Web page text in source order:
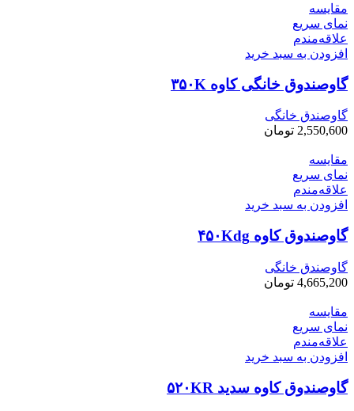
مقایسه
نمای سریع
علاقه‌مندم
افزودن به سبد خرید
گاوصندوق خانگی کاوه ۳۵۰K
گاوصندق خانگی
2,550,600 تومان
مقایسه
نمای سریع
علاقه‌مندم
افزودن به سبد خرید
گاوصندوق کاوه ۴۵۰Kdg
گاوصندق خانگی
4,665,200 تومان
مقایسه
نمای سریع
علاقه‌مندم
افزودن به سبد خرید
گاوصندوق کاوه سدید ۵۲۰KR